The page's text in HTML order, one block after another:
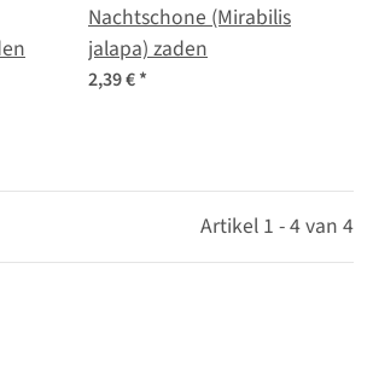
Nachtschone (Mirabilis
jalapa) zaden
2,39 €*
Artikel 1 - 4 van 4